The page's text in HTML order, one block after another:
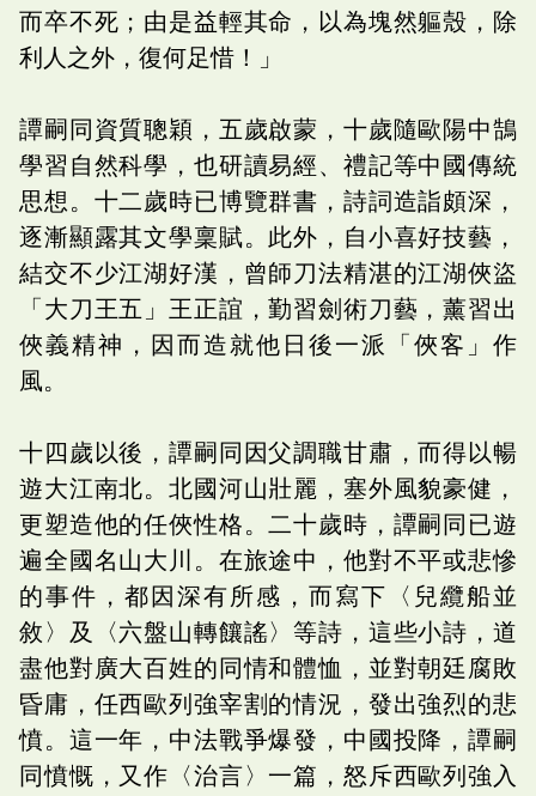
而卒不死；由是益輕其命，以為塊然軀殼，除
利人之外，復何足惜！」
譚嗣同資質聰穎，五歲啟蒙，十歲隨歐陽中鵠
學習自然科學，也研讀易經、禮記等中國傳統
思想。十二歲時已博覽群書，詩詞造詣頗深，
逐漸顯露其文學稟賦。此外，自小喜好技藝，
結交不少江湖好漢，曾師刀法精湛的江湖俠盜
「大刀王五」王正誼，勤習劍術刀藝，薰習出
俠義精神，因而造就他日後一派「俠客」作
風。
十四歲以後，譚嗣同因父調職甘肅，而得以暢
遊大江南北。北國河山壯麗，塞外風貌豪健，
更塑造他的任俠性格。二十歲時，譚嗣同已遊
遍全國名山大川。在旅途中，他對不平或悲慘
的事件，都因深有所感，而寫下〈兒纜船並
敘〉及〈六盤山轉饟謠〉等詩，這些小詩，道
盡他對廣大百姓的同情和體恤，並對朝廷腐敗
昏庸，任西歐列強宰割的情況，發出強烈的悲
憤。這一年，中法戰爭爆發，中國投降，譚嗣
同憤慨，又作〈治言〉一篇，怒斥西歐列強入